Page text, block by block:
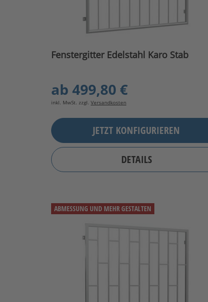
Fenstergitter Edelstahl Karo Stab
ab 499,80 €
inkl. MwSt. zzgl. Versandkosten
JETZT KONFIGURIEREN
DETAILS
ABMESSUNG UND MEHR GESTALTEN